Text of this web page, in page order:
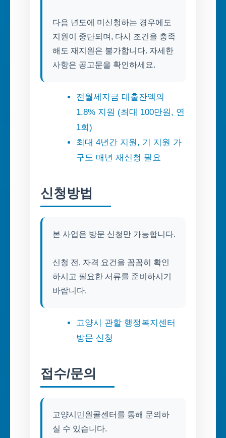
다음 년도에 미신청하는 경우에도
지원이 중단되며, 다시 조건을 충족
해도 재지원은 불가합니다. 자세한
전월세자금 대출잔액의
1.8% 지원 (최대 100만원, 연
1회)
최대 4년간 지원, 기 지원 가
구도 매년 재신청 필요
신청방법
본 사업은 방문 신청만 가능합니다.
신청 전, 자격 요건을 꼼꼼히 확인
하시고 필요한 서류를 준비하시기
고양시 관할 행정복지센터
방문 신청
접수/문의
고양시민원콜센터를 통해 문의하
실 수 있습니다.